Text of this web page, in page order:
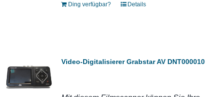
Ding verfügbar? Details
Video-Digitalisierer Grabstar AV DNT000010